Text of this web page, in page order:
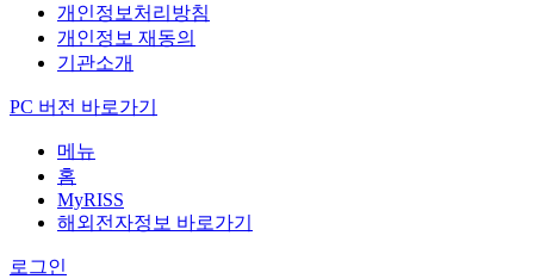
개인정보처리방침
개인정보 재동의
기관소개
PC 버전 바로가기
메뉴
홈
MyRISS
해외전자정보 바로가기
로그인